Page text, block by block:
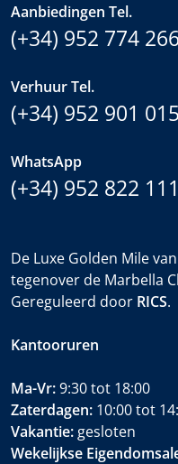
Aanbiedingen Tel.
(+34) 952 774 266
Verhuur Tel.
(+34) 952 901 015
WhatsApp
(+34) 952 822 111
De Luxe Golden Mile
tegenover de Marbella
Gereguleerd door RICS.
Kantooruren
Ma-Vr:9:30 tot 18:00
Zaterdagen: 10:00 tot
Vakantie: gesloten
Wekelijkse